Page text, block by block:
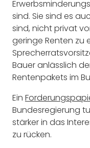
sind. Sie sind es
sind, nicht privat
geringe Renten zu
Bauer anlässlich
Rentenpakets im
Ein
Bundesregierung
stärker in das
zu rücken.